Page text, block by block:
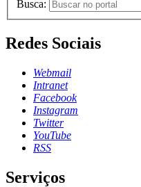
Busca:
Redes Sociais
Webmail
Intranet
Facebook
Instagram
Twitter
YouTube
RSS
Serviços